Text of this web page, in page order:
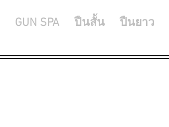
GUN SPA ปืนสั้น ปืนยาว